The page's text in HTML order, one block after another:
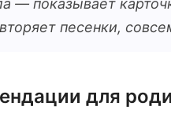
— показывает
песенки,
для